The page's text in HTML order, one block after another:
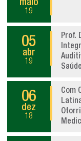
maio
19
05
abr
19
Prof.
Saúde
06
dez
18
Com